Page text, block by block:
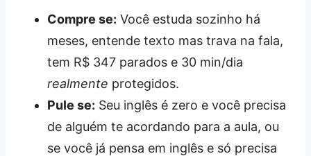
Compre se: Você estuda sozinho há
meses, entende texto mas trava na fala,
tem R$ 347 parados e 30 min/dia
realmente protegidos.
Pule se: Seu inglês é zero e você precisa
de alguém te acordando para a aula, ou
se você já pensa em inglês e só precisa